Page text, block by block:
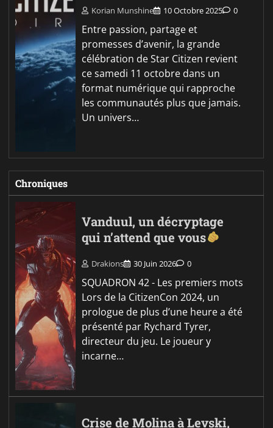
Korian Munshine 10 Octobre 2025 0
Entre passion, partage et
promesses d’avenir, la grande
célébration de Star Citizen revient
ce samedi 11 octobre dans un
format numérique qui rapproche
les communautés plus que jamais.
Un univers…
Chroniques
Vanduul, un décryptage
qui n’attend que vous
Drakions 30 Juin 2026 0
SQUADRON 42 - Les premiers mots
Lors de la CitizenCon 2024, un
prologue de plus d’une heure a été
présenté par Rychard Tyrer,
directeur du jeu. Le joueur y
incarne…
Crise de Molina à Levski,